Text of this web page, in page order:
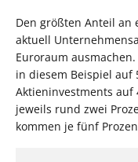
Den größten Anteil an
aktuell
Euroraum
in diesem Beispiel auf
Aktieninvestments auf
jeweils rund zwei
kommen je fünf